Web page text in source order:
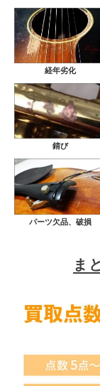
経年劣化
錆び
パーツ欠品、破損
ま